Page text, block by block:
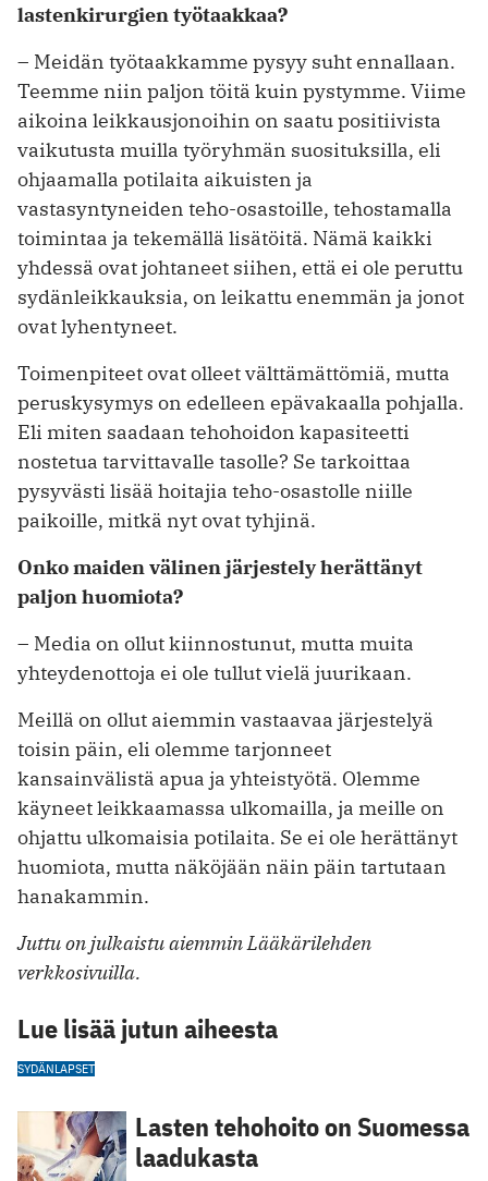
lastenkirurgien työtaakkaa?
– Meidän työtaakkamme pysyy suht ennallaan.
Teemme niin paljon töitä kuin pystymme. Viime
aikoina leikkausjonoihin on saatu positiivista
vaikutusta muilla työryhmän suosituksilla, eli
ohjaamalla potilaita aikuisten ja
vastasyntyneiden teho-osastoille, tehostamalla
toimintaa ja tekemällä lisätöitä. Nämä kaikki
yhdessä ovat johtaneet siihen, että ei ole peruttu
sydänleikkauksia, on leikattu enemmän ja jonot
ovat lyhentyneet.
Toimenpiteet ovat olleet välttämättömiä, mutta
peruskysymys on edelleen epävakaalla pohjalla.
Eli miten saadaan tehohoidon kapasiteetti
nostetua tarvittavalle tasolle? Se tarkoittaa
pysyvästi lisää hoitajia teho-osastolle niille
paikoille, mitkä nyt ovat tyhjinä.
Onko maiden välinen järjestely herättänyt
paljon huomiota?
– Media on ollut kiinnostunut, mutta muita
yhteydenottoja ei ole tullut vielä juurikaan.
Meillä on ollut aiemmin vastaavaa järjestelyä
toisin päin, eli olemme tarjonneet
kansainvälistä apua ja yhteistyötä. Olemme
käyneet leikkaamassa ulkomailla, ja meille on
ohjattu ulkomaisia potilaita. Se ei ole herättänyt
huomiota, mutta näköjään näin päin tartutaan
hanakammin.
Juttu on julkaistu aiemmin Lääkärilehden
verkkosivuilla.
Lue lisää jutun aiheesta
SYDÄNLAPSET
Lasten tehohoito on Suomessa
laadukasta